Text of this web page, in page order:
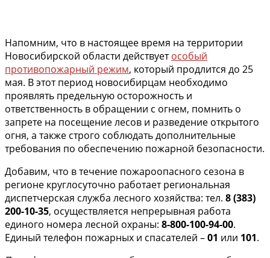
Напомним, что в настоящее время на территории
Новосибирской области действуетособый
противопожарный режим, который продлится до 25
мая. В этот период новосибирцам необходимо
проявлять предельную осторожность и
ответственность в обращении с огнем, помнить о
запрете на посещение лесов и разведение открытого
огня, а также строго соблюдать дополнительные
требования по обеспечению пожарной безопасности.
Добавим, что в течение пожароопасного сезона в
регионе круглосуточно работает региональная
диспетчерская служба лесного хозяйства: тел. 8 (383)
200-10-35, осуществляется непрерывная работа
единого номера лесной охраны: 8-800-100-94-00.
Единый телефон пожарных и спасателей –01 или 101.